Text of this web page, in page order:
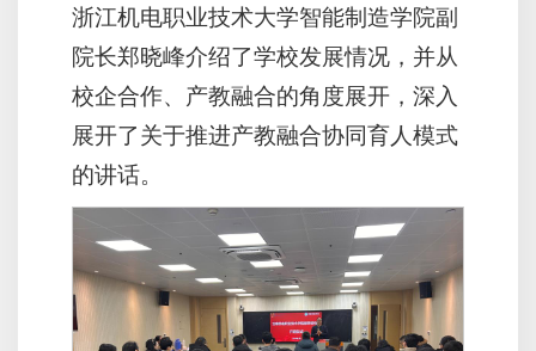
浙江机电职业技术大学智能制造学院副
院长郑晓峰介绍了学校发展情况，并从
校企合作、产教融合的角度展开，深入
展开了关于推进产教融合协同育人模式
的讲话。